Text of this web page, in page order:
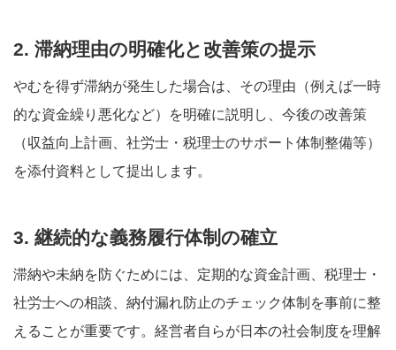
2. 滞納理由の明確化と改善策の提示
やむを得ず滞納が発生した場合は、その理由（例えば一時
的な資金繰り悪化など）を明確に説明し、今後の改善策
（収益向上計画、社労士・税理士のサポート体制整備等）
を添付資料として提出します。
3. 継続的な義務履行体制の確立
滞納や未納を防ぐためには、定期的な資金計画、税理士・
社労士への相談、納付漏れ防止のチェック体制を事前に整
えることが重要です。経営者自らが日本の社会制度を理解